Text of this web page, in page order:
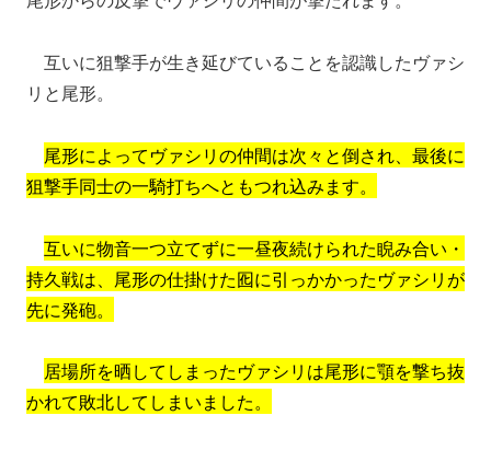
互いに狙撃手が生き延びていることを認識したヴァシ
リと尾形。
尾形によってヴァシリの仲間は次々と倒され、最後に
狙撃手同士の一騎打ちへともつれ込みます。
互いに物音一つ立てずに一昼夜続けられた睨み合い・
持久戦は、尾形の仕掛けた囮に引っかかったヴァシリが
先に発砲。
居場所を晒してしまったヴァシリは尾形に顎を撃ち抜
かれて敗北してしまいました。